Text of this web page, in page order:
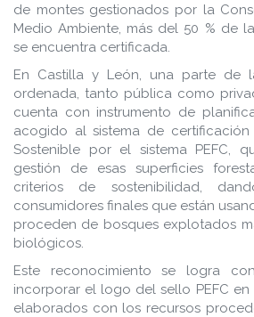
de montes gestionados por la
Medio Ambiente, más del 50 % de
se encuentra certificada.
En Castilla y León, una parte de
ordenada, tanto pública como
cuenta con instrumento de
acogido al sistema de certificación
Sostenible por el sistema PEFC,
gestión de esas superficies
criterios de sostenibilidad,
consumidores finales que están
proceden de bosques explotados
biológicos.
Este reconocimiento se logra
incorporar el logo del sello PEFC
elaborados con los recursos